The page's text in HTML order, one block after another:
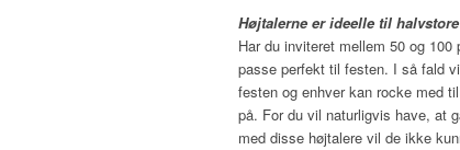
Højtalerne er ideelle til
Har du inviteret mellem 50 og
passe perfekt til festen. I så fald
festen og enhver kan rocke med
på. For du vil naturligvis have, at
med disse højtalere vil de ikke